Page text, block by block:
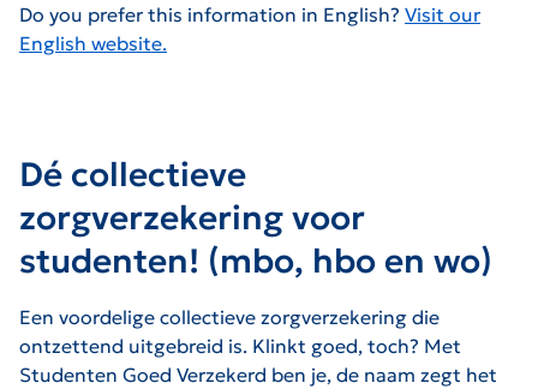
Do you prefer this information in English? Visit our
English website.
Dé collectieve
zorgverzekering voor
studenten! (mbo, hbo en wo)
Een voordelige collectieve zorgverzekering die
ontzettend uitgebreid is. Klinkt goed, toch? Met
Studenten Goed Verzekerd ben je, de naam zegt het